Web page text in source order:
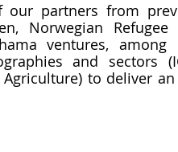
partners from
Norwegian Refugee
ventures,
and sectors
to deliver